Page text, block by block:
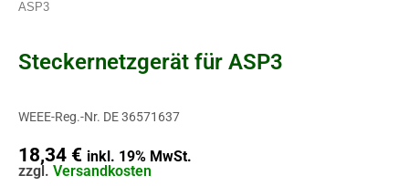
ASP3
Steckernetzgerät für ASP3
WEEE-Reg.-Nr. DE 36571637
18,34 € inkl. 19% MwSt.
zzgl. Versandkosten